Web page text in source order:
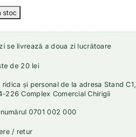
se livrează a doua zi lucrătoare
de 20 lei
și personal de la adresa Stand C1,
226 Complex Comercial Chirigii
0701 002 000
/ retur